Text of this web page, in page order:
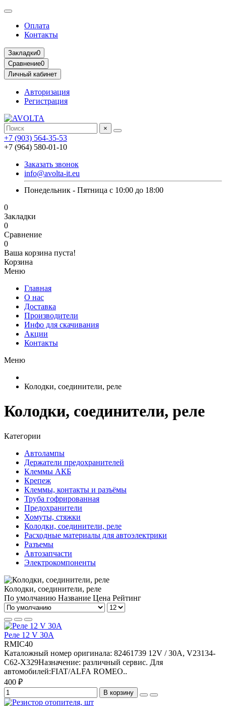
Оплата
Контакты
Закладки0
Сравнение0
Личный кабинет
Авторизация
Регистрация
×
+7 (903) 564-35-53
+7 (964) 580-01-10
Заказать звонок
info@avolta-it.eu
Понедельник - Пятница с 10:00 до 18:00
0
Закладки
0
Сравнение
0
Ваша корзина пуста!
Корзина
Меню
Главная
О нас
Доставка
Производители
Инфо для скачивания
Акции
Контакты
Меню
Колодки, соединители, реле
Колодки, соединители, реле
Категории
Автолампы
Держатели предохранителей
Клеммы АКБ
Крепеж
Клеммы, контакты и разъёмы
Труба гофрированная
Предохранители
Хомуты, стяжки
Колодки, соединители, реле
Расходные материалы для автоэлектрики
Разъемы
Автозапчасти
Электрокомпоненты
Колодки, соединители, реле
По умолчанию Название Цена Рейтинг
Реле 12 V 30A
RMIC40
Каталожный номер оригинала: 82461739 12V / 30A, V23134-
C62-X329Назначение: различный сервис. Для
автомобилей:FIAT/ALFA ROMEO..
400 ₽
В корзину